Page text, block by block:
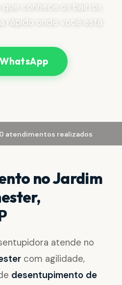
que conhece os bairros
rápido onde você está.
atendimentos realizados
no Jardim
atende no
com agilidade,
desentupimento de